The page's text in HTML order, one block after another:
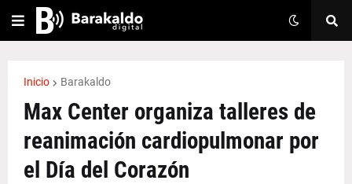
Inicio Barakaldo
Max Center organiza talleres de
reanimación cardiopulmonar por
el Día del Corazón